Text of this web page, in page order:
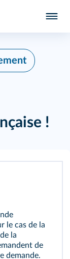
!
le cas de la
la
de
demande.